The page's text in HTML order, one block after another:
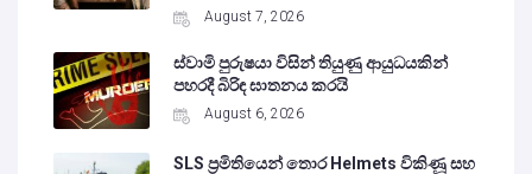
August 7, 2026
ස්වාමි පුරුෂයා විසින් තියුණු ආයුධයකින්
පහරදී බිරිඳ ඝාතනය කරයි
August 6, 2026
SLS ප්‍රමිතියෙන් තොර Helmets විකිණූ සහ